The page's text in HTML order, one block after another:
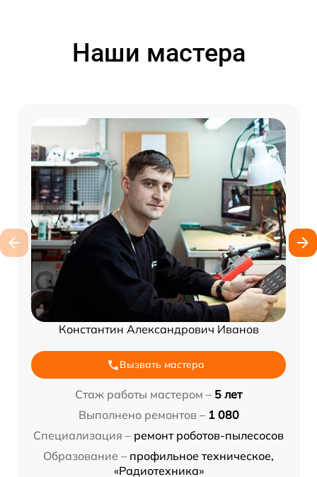
Наши мастера
Константин Александрович Иванов
Вызвать мастера
Стаж работы мастером – 5 лет
Выполнено ремонтов – 1 080
Специализация – ремонт роботов-пылесосов
Образование – профильное техническое,
«Радиотехника»